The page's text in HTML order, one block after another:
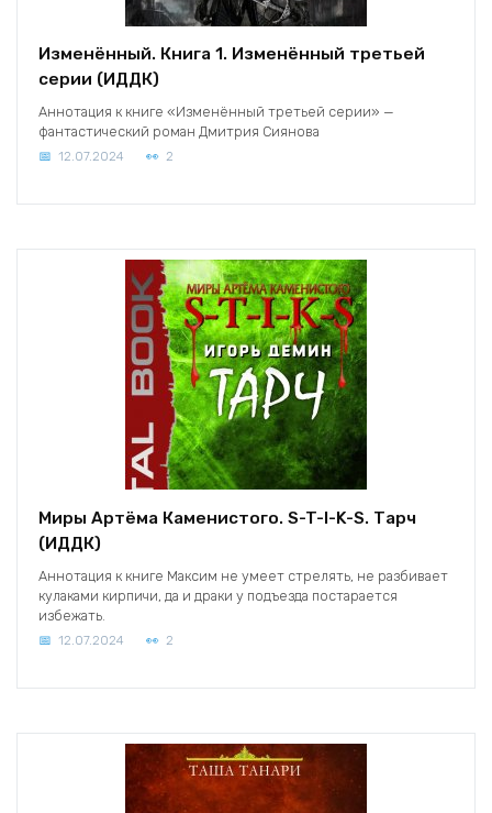
Изменённый. Книга 1. Изменённый третьей
серии (ИДДК)
Аннотация к книге «Изменённый третьей серии» —
фантастический роман Дмитрия Сиянова
12.07.2024 2
Миры Артёма Каменистого. S-T-I-K-S. Тарч
(ИДДК)
Аннотация к книге Максим не умеет стрелять, не разбивает
кулаками кирпичи, да и драки у подъезда постарается
избежать.
12.07.2024 2